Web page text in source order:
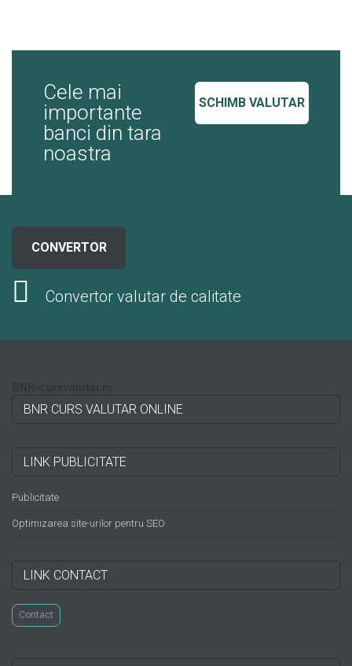
SCHIMB VALUTAR
Cele mai
importante
banci din tara
noastra
CONVERTOR
Convertor valutar de calitate
BNR CURS VALUTAR ONLINE
LINK PUBLICITATE
Publicitate
Optimizarea site-urilor pentru SEO
LINK CONTACT
Contact